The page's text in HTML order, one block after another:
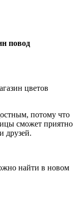
повод
цветов
потому что
сможет приятно
друзей.
найти в новом